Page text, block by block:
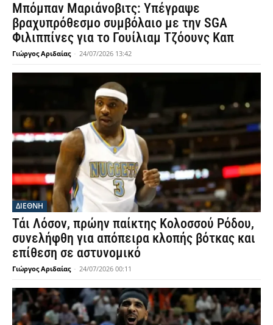
Μπόμπαν Μαριάνοβιτς: Υπέγραψε
βραχυπρόθεσμο συμβόλαιο με την SGA
Φιλιππίνες για το Γουίλιαμ Τζόουνς Καπ
Γιώργος Αριδαίας - 24/07/2026 13:42
ΔΙΕΘΝΗ
Τάι Λόσον, πρώην παίκτης Κολοσσού Ρόδου,
συνελήφθη για απόπειρα κλοπής βότκας και
επίθεση σε αστυνομικό
Γιώργος Αριδαίας - 24/07/2026 00:11